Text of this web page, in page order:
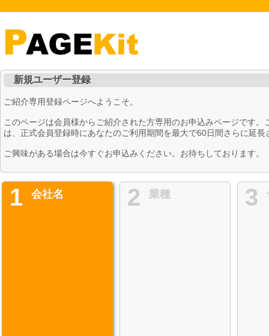
新規ユーザー登録
ご紹介専用登録ページへようこそ。
このページは会員様からご紹介された方専用のお申込みページです
は、正式会員登録時にあなたのご利用期間を最大で60日間さらに延長
ご興味がある場合は今すぐお申込みください。お待ちしております。
1 会社名 2 業種 3